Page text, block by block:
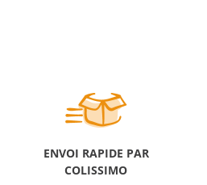
ENVOI RAPIDE PAR
COLISSIMO